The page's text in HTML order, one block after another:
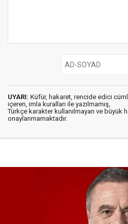
UYARI: Küfür, hakaret, rencide edici
içeren, imla kuralları ile yazılmamış,
Türkçe karakter kullanılmayan ve büyük
onaylanmamaktadır.